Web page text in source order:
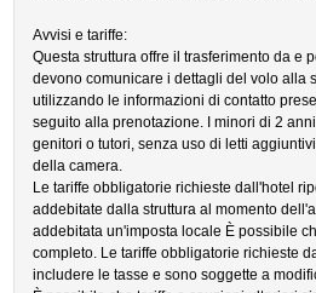
Avvisi e tariffe:
Questa struttura offre il trasferimento da e
devono comunicare i dettagli del volo alla
utilizzando le informazioni di contatto
seguito alla prenotazione. I minori di 2
genitori o tutori, senza uso di letti
della camera.
Le tariffe obbligatorie richieste dall'hotel
addebitate dalla struttura al momento
addebitata un'imposta locale È possibile
completo. Le tariffe obbligatorie richieste
includere le tasse e sono soggette a